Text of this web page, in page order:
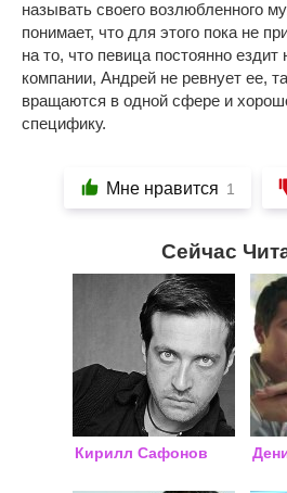
называть своего возлюбленного
понимает, что для этого пока не
на то, что певица постоянно ездит
компании, Андрей не ревнует ее,
вращаются в одной сфере и
специфику.
Мне нравится 1
Сейчас
Кирилл Сафонов